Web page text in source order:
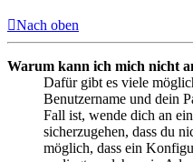
Nach oben
Warum kann ich mich nicht
Dafür gibt es viele
Benutzername und dein
Fall ist, wende dich an
sicherzugehen, dass du
möglich, dass ein